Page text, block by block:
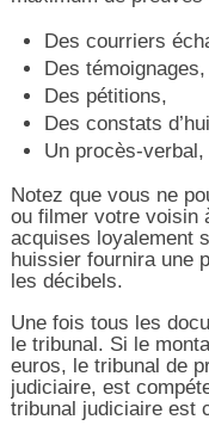
Des courriers
Des témoignages,
Des pétitions,
Des constats
Un procès-verbal,
Notez que vous ne
ou filmer votre voisin
acquises loyalement
huissier fournira une
les décibels.
Une fois tous les
le tribunal. Si le
euros, le tribunal de
judiciaire, est
tribunal judiciaire est